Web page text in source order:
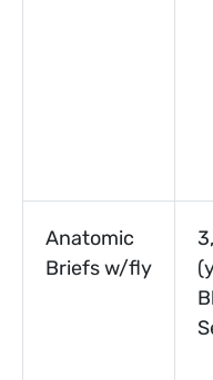
Anatomic
Briefs w/fly